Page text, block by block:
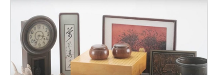
記しております。新型コロナの感染状況により、人
数制限を行う場合もありますので、あらかじめご了
承ください。（お問合せは、大橋運輸株式会社
0561-82-0084 まで） 普及協会とともに独自の
「エンディングノート」を制作 弊社では、地域住